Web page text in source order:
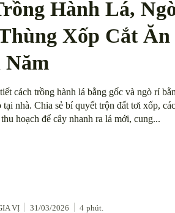
Hành Lá,
Xốp Cắt Ăn
Năm
cách trồng hành lá bằng gốc và ngò rí
tại nhà. Chia sẻ bí quyết trộn đất tơi xốp,
hoạch để cây nhanh ra lá mới, cung...
VỊ 31/03/2026 4 phút.